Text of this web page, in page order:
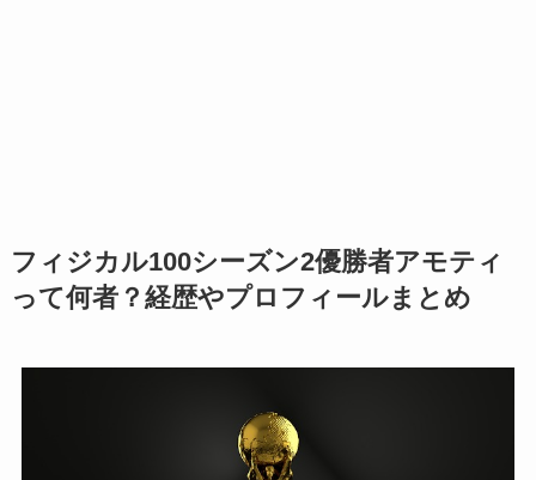
フィジカル100シーズン2優勝者アモティ
って何者？経歴やプロフィールまとめ